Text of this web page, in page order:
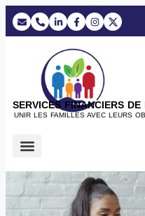
SERVICES FINANCIERS DE
UNIR LES FAMILLES AVEC LEURS